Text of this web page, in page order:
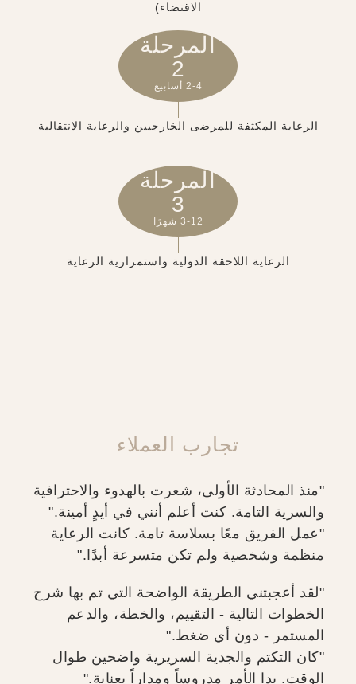
الاقتضاء)
المرحلة
2
2-4 أسابيع
الرعاية المكثفة للمرضى الخارجيين والرعاية الانتقالية
المرحلة
3
3-12 شهرًا
الرعاية اللاحقة الدولية واستمرارية الرعاية
تجارب العملاء
"منذ المحادثة الأولى، شعرت بالهدوء والاحترافية
والسرية التامة. كنت أعلم أنني في أيدٍ أمينة."
"عمل الفريق معًا بسلاسة تامة. كانت الرعاية
منظمة وشخصية ولم تكن متسرعة أبدًا."
"لقد أعجبتني الطريقة الواضحة التي تم بها شرح
الخطوات التالية - التقييم، والخطة، والدعم
المستمر - دون أي ضغط."
"كان التكتم والجدية السريرية واضحين طوال
الوقت. بدا الأمر مدروساً ومداراً بعناية."